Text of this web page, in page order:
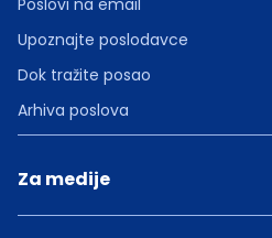
Upoznajte poslodavce
Dok tražite posao
Arhiva poslova
Za medije